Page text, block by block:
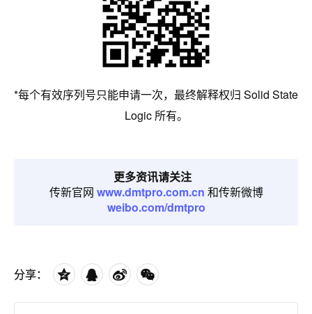
*每个有效序列号只能申请一次，最终解释权归 Solid State
Logic 所有。
更多资讯请关注
传新官网 www.dmtpro.com.cn 和传新微博
weibo.com/dmtpro
分享：